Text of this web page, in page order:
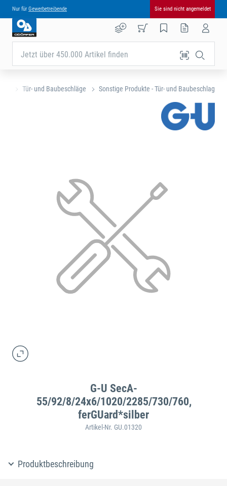
Nur für Gewerbetreibende Sie sind nicht angemeldet
Jetzt über 450.000 Artikel finden
Tür- und Baubeschläge Sonstige Produkte - Tür- und Baubeschlag
G-U SecA-
55/92/8/24x6/1020/2285/730/760,
ferGUard*silber
Artikel-Nr. GU.01320
Produktbeschreibung